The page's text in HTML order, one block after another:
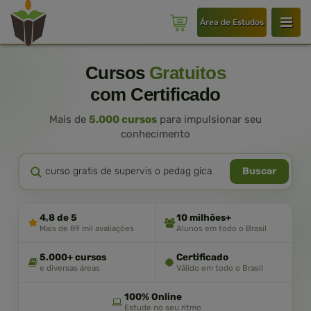
Área de Estudos
Cursos Gratuitos
com Certificado
Mais de 5.000 cursos para impulsionar seu
conhecimento
Buscar
4,8 de 5
Mais de 89 mil avaliações
10 milhões+
Alunos em todo o Brasil
5.000+ cursos
e diversas áreas
Certificado
Válido em todo o Brasil
100% Online
Estude no seu ritmo